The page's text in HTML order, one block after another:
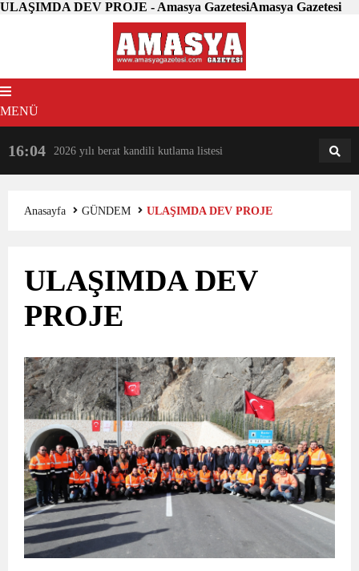
ULAŞIMDA DEV PROJE - Amasya GazetesiAmasya Gazetesi
MENÜ
16:04 2026 yılı berat kandili kutlama listesi 18:31
Anasayfa
GÜNDEM ULAŞIMDA DEV PROJE
ULAŞIMDA DEV
PROJE